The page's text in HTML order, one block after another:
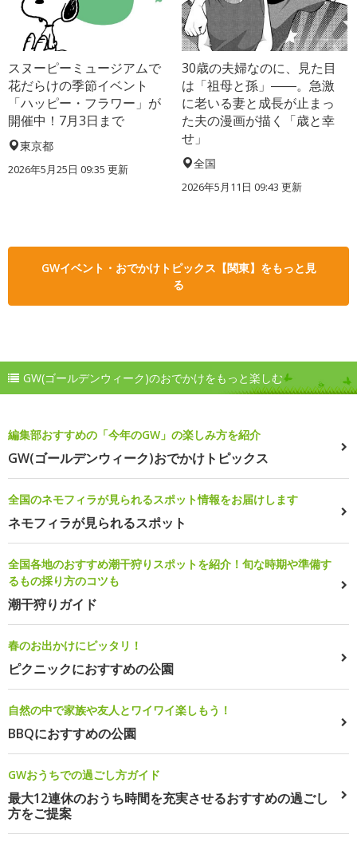
スヌーピーミュージアムで
花だらけの季節イベント
「ハッピー・フラワー」が
開催中！7月3日まで
東京都
2026年5月25日 09:35 更新
30歳の夫婦なのに、見た目
は「祖母と孫」――。急激
に老いる妻と成長が止まっ
た夫の漫画が描く「歳と幸
せ」
全国
2026年5月11日 09:43 更新
GWイベント・おでかけトピックス【関東】をもっと見
る
GW(ゴールデンウィーク)のおでかけをもっと楽しむ
編集部おすすめの「今年のGW」の楽しみ方を紹介
GW(ゴールデンウィーク)おでかけトピックス
全国のネモフィラが見られるスポット情報をお届けします
ネモフィラが見られるスポット
全国各地のおすすめ潮干狩りスポットを紹介！旬な時期や準備す
るもの採り方のコツも
潮干狩りガイド
春のお出かけにピッタリ！
ピクニックにおすすめの公園
自然の中で家族や友人とワイワイ楽しもう！
BBQにおすすめの公園
GWおうちでの過ごし方ガイド
最大12連休のおうち時間を充実させるおすすめの過ごし
方をご提案